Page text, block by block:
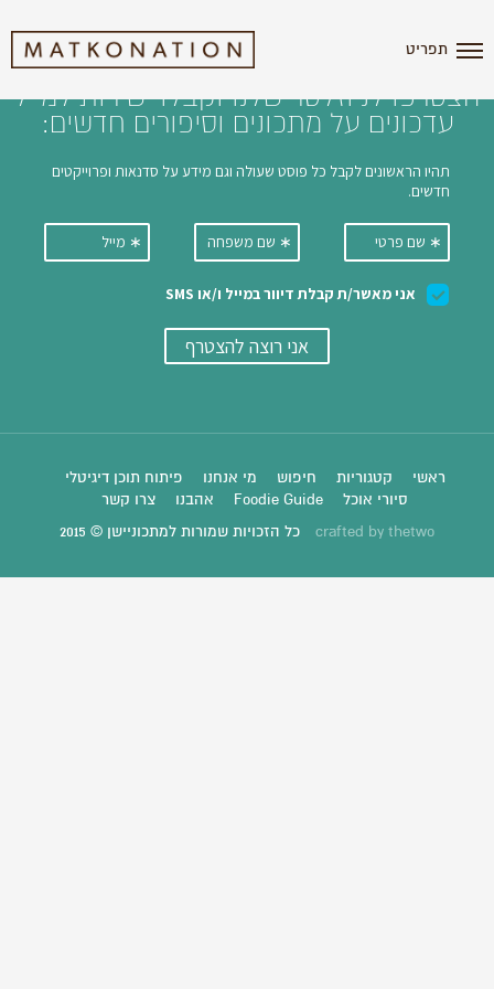
תפריט
הצטרפו לניוזלטר שלנו וקבלו ישירות למייל
עדכונים על מתכונים וסיפורים חדשים:
ראשי קטגוריות חיפוש מי אנחנו
פיתוח תוכן דיגיטלי
סיורי אוכל
Foodie Guide אהבנו צרו קשר
crafted by thetwo כל הזכויות שמורות למתכוניישן © 2015